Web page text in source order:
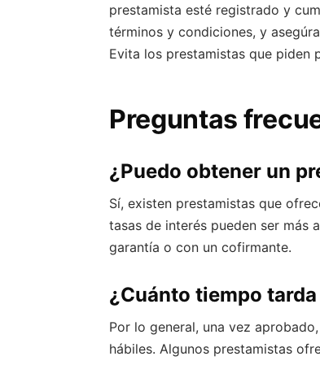
prestamista esté registrado y
términos y condiciones, y
Evita los prestamistas que piden
Preguntas
¿Puedo obtener un
Sí, existen prestamistas que
tasas de interés pueden ser más
garantía o con un cofirmante.
¿Cuánto tiempo
Por lo general, una vez
hábiles. Algunos prestamistas